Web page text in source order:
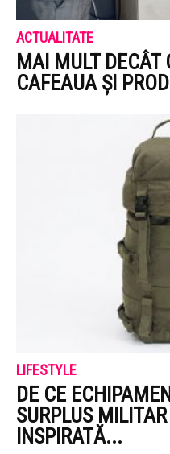
ACTUALITATE
MAI MULT DECÂT
CAFEAUA ȘI
LIFESTYLE
DE CE
SURPLUS
INSPIRATĂ...